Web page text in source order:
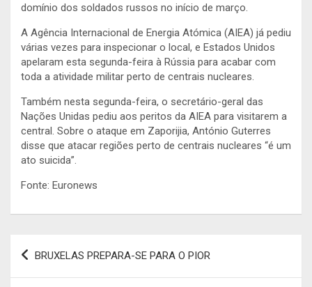
domínio dos soldados russos no início de março.
A Agência Internacional de Energia Atómica (AIEA) já pediu
várias vezes para inspecionar o local, e Estados Unidos
apelaram esta segunda-feira à Rússia para acabar com
toda a atividade militar perto de centrais nucleares.
Também nesta segunda-feira, o secretário-geral das
Nações Unidas pediu aos peritos da AIEA para visitarem a
central. Sobre o ataque em Zaporijia, António Guterres
disse que atacar regiões perto de centrais nucleares “é um
ato suicida”.
Fonte: Euronews
Navegação
BRUXELAS PREPARA-SE PARA O PIOR